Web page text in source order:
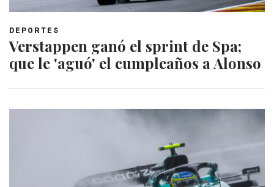
DEPORTES
Verstappen ganó el sprint de Spa;
que le 'aguó' el cumpleaños a Alonso